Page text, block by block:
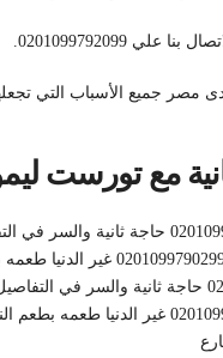
0201099792099.
مصر جميع الأسباب التي
ليموزين